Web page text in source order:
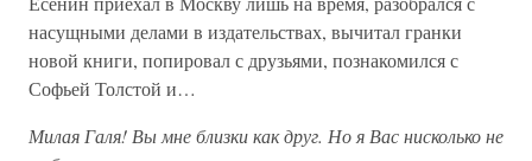
насущными делами в издательствах, вычитал гранки
новой книги, попировал с друзьями, познакомился с
Софьей Толстой и…
Милая Галя! Вы мне близки как друг. Но я Вас нисколько не